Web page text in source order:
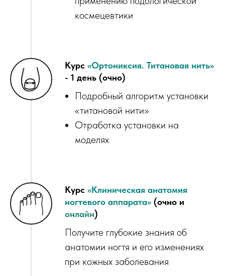
космецевтики
Курс «Ортониксия. Титановая нить»
- 1 день (очно)
Подробный алгоритм установки
«титановой нити»
Отработка установки на
моделях
Курс «Клиническая анатомия
ногтевого аппарата» (очно и
онлайн)
Получите глубокие знания об
анатомии ногтя и его изменениях
при кожных заболевания